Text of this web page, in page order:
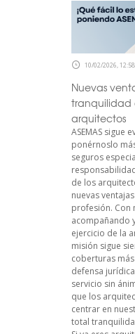
10/02/2026, 12:58
Nuevas
tranquilidad
arquitectos
ASEMAS sigue
ponérnoslo
seguros
de los
nuevas
profesión. Con
acompañando
ejercicio de la
misión sigue
coberturas
defensa
servicio sin
que los
centrar en
total